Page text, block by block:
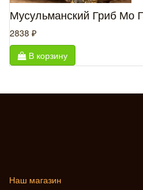
Мусульманский Гриб Мо
2838 ₽
В корзину
Наш магазин